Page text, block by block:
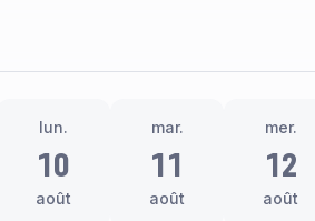
lun.
10
août
mar.
11
août
mer.
12
août